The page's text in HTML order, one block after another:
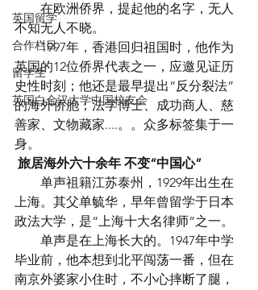
英国留学
合作栏目
留学生
英国白金汉大学中国校友会
在欧洲侨界，提起他的名字，无人
不知无人不晓。
1997年，香港回归祖国时，他作为
英国的12位侨界代表之一，应邀见证历
史性时刻；他还是最早提出“反分裂法”
的海外侨胞；法学博士、成功商人、慈
善家、文物藏家....。。众多标签集于一
身。
旅居海外六十余年 不变“中国心”
单声祖籍江苏泰州，1929年出生在
上海。其父单毓华，早年曾留学于日本
政法大学，是“上海十大名律师”之一。
单声是在上海长大的。1947年中学
毕业前，他本想到北平闯荡一番，但在
南京外婆家小住时，不小心摔断了腿，